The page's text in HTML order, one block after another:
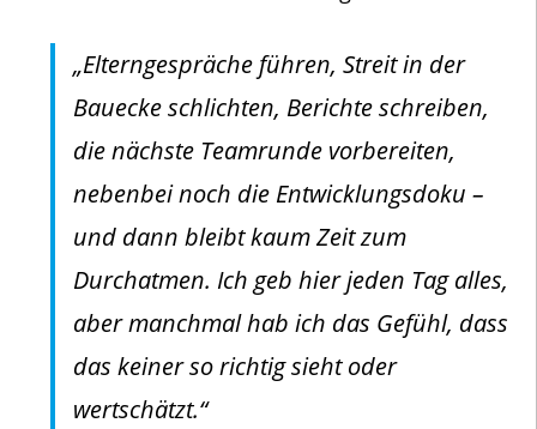
„Elterngespräche führen, Streit in der
Bauecke schlichten, Berichte schreiben,
die nächste Teamrunde vorbereiten,
nebenbei noch die Entwicklungsdoku –
und dann bleibt kaum Zeit zum
Durchatmen. Ich geb hier jeden Tag alles,
aber manchmal hab ich das Gefühl, dass
das keiner so richtig sieht oder
wertschätzt.“